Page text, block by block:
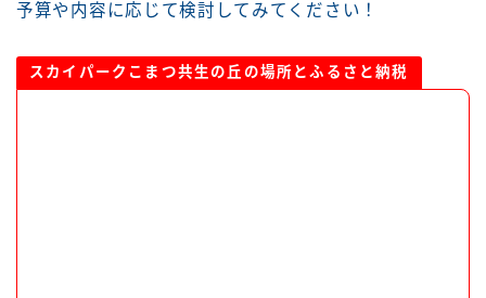
予算や内容に応じて検討してみてください！
スカイパークこまつ共生の丘の場所とふるさと納税